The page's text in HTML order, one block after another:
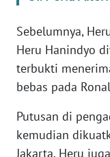
Sebelumnya,
Heru Hanindyo
terbukti
bebas pada
Putusan di
kemudian
Jakarta. Heru
WN
BANTEN
WN
WN
KEPRI